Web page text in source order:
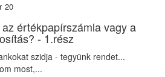
20
értékpapírszámla vagy a
- 1.rész
szidja - tegyünk rendet...
most,...